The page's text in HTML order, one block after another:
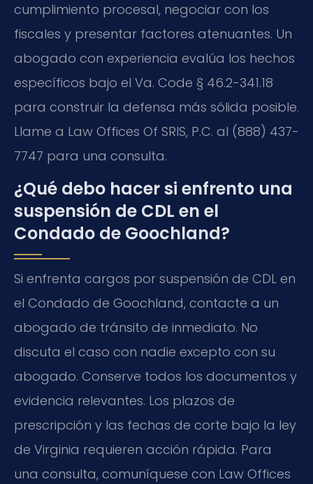
cumplimiento procesal, negociar con los
fiscales y presentar factores atenuantes. Un
abogado con experiencia evalúa los hechos
específicos bajo el Va. Code § 46.2-341.18
para construir la defensa más sólida posible.
Llame a Law Offices Of SRIS, P.C. al (888) 437-
7747 para una consulta.
¿Qué debo hacer si enfrento una
suspensión de CDL en el
Condado de Goochland?
Si enfrenta cargos por suspensión de CDL en
el Condado de Goochland, contacte a un
abogado de tránsito de inmediato. No
discuta el caso con nadie excepto con su
abogado. Conserve todos los documentos y
evidencia relevantes. Los plazos de
prescripción y las fechas de corte bajo la ley
de Virginia requieren acción rápida. Para
una consulta, comuníquese con Law Offices